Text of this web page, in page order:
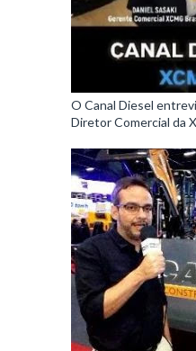
O Canal Diesel
Diretor Comercial da